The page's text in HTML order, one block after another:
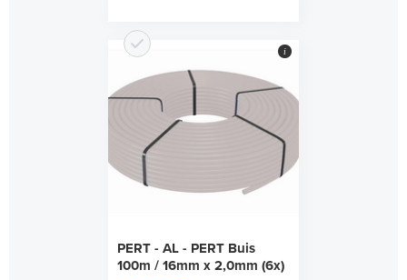
PERT - AL - PERT Buis
100m / 16mm x 2,0mm (6x)
i